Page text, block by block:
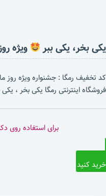
یکی بخر، یکی ببر ویژه
کد تخفیف رمگا : جشنواره ویژه روز
فروشگاه اینترنتی رمگا یکی بخر ،
برای استفاده روی
خرید کنید